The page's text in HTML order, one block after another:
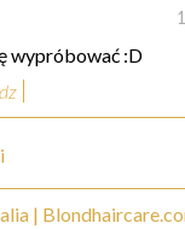
wypróbować :D
|